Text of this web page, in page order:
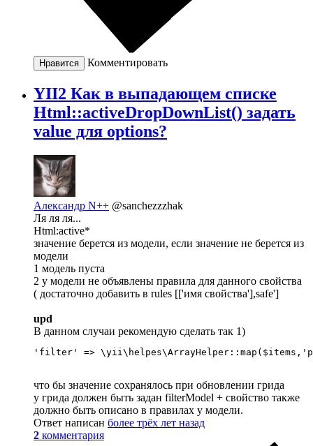
Нравится Комментировать
YII2 Как в выпадающем списке
Html::activeDropDownList() задать
value для options?
Александр N++ @sanchezzzhak
Ля ля ля...
Html:active*
значение берется из модели, если значение не берется из
модели
1 модель пуста
2 у модели не объявлены правила для данного свойства
( достаточно добавить в rules [['имя свойства'],safe']
upd
В данном случаи рекомендую сделать так 1)
'filter' =>
что бы значение сохранялось при обновлении грида
у грида должен быть задан filterModel + свойство также
должно быть описано в правилах у модели.
Ответ написан более трёх лет назад
2 комментария